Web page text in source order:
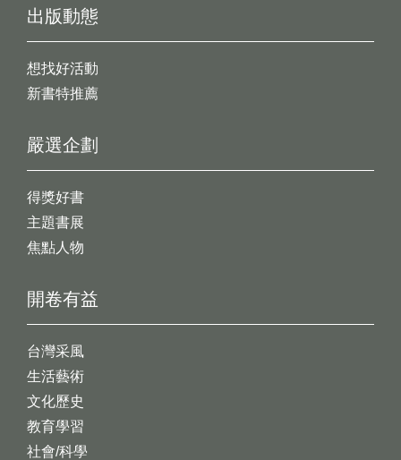
出版動態
想找好活動
新書特推薦
開卷有益
台灣采風
生活藝術
文化歷史
教育學習
社會/科學
嚴選企劃
得獎好書
主題書展
焦點人物